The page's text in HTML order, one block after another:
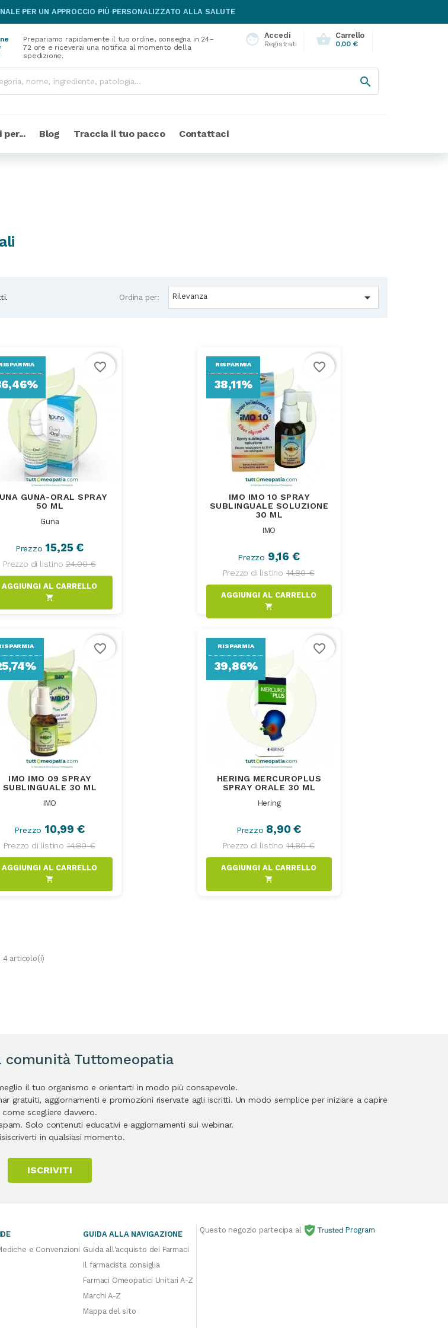
PER UN APPROCCIO PIÙ PERSONALIZZATO ALLA SALUTE
face Accedi
Registrati shopping_basket Carrello
0,00 €
Prepariamo rapidamente il tuo ordine, consegna in 24–
72 ore e riceverai una notifica al momento della
spedizione.

per... Blog Traccia il tuo pacco Contattaci
Ordina per: Rilevanza 
GUNA-ORAL SPRAY
50 ML
Guna
Prezzo 15,25 €
Prezzo di listino 24,00 €
shopping_cart
favorite_border
IMO IMO 10 SPRAY
SUBLINGUALE SOLUZIONE
30 ML
IMO
Prezzo 9,16 €
Prezzo di listino 14,80 €
shopping_cart
RISPARMIA
38,11%
favorite_border
IMO IMO 09 SPRAY
SUBLINGUALE 30 ML
IMO
Prezzo 10,99 €
Prezzo di listino 14,80 €
shopping_cart
favorite_border
HERING MERCUROPLUS
SPRAY ORALE 30 ML
Hering
Prezzo 8,90 €
Prezzo di listino 14,80 €
shopping_cart
RISPARMIA
39,86%
favorite_border
4 articolo(i)
comunità Tuttomeopatia
il tuo organismo e orientarti in modo più consapevole.
gratuiti, aggiornamenti e promozioni riservate agli iscritti. Un modo semplice per iniziare a capire
come scegliere davvero.
Solo contenuti educativi e aggiornamenti sui webinar.
in qualsiasi momento.
ISCRIVITI
e Convenzioni
GUIDA ALLA NAVIGAZIONE
Guida all'acquisto dei Farmaci
Il farmacista consiglia
Farmaci Omeopatici Unitari A-Z
Marchi A-Z
Mappa del sito
Questo negozio partecipa al Program